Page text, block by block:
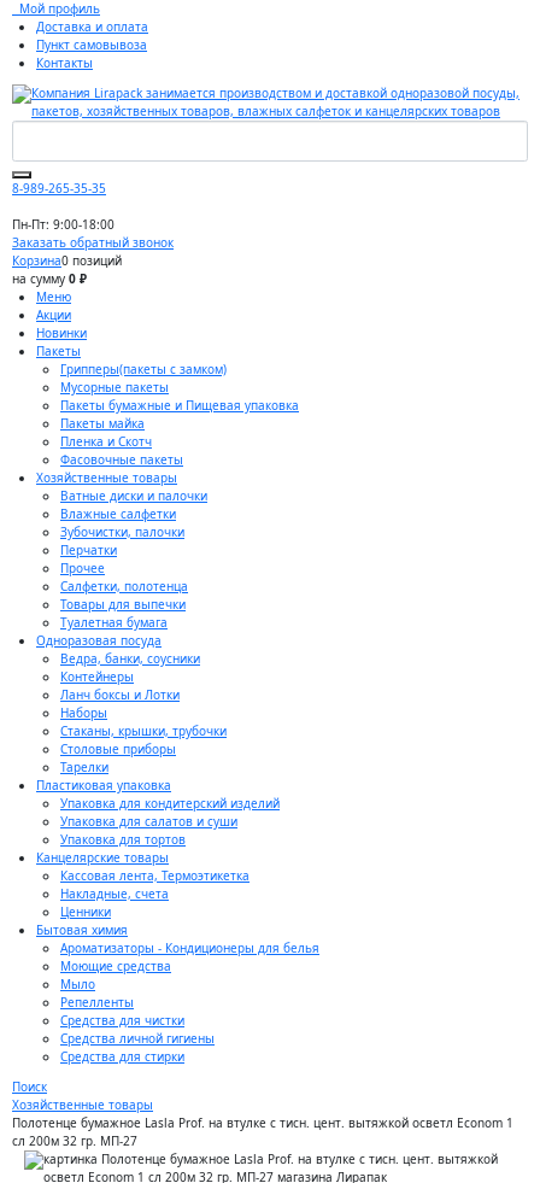
Мой профиль
Доставка и оплата
Пункт самовывоза
Контакты
8-989-265-35-35
Пн-Пт: 9:00-18:00
Заказать обратный звонок
Корзина0 позиций
на сумму 0 ₽
Меню
Акции
Новинки
Пакеты
Грипперы(пакеты с замком)
Мусорные пакеты
Пакеты бумажные и Пищевая упаковка
Пакеты майка
Пленка и Скотч
Фасовочные пакеты
Хозяйственные товары
Ватные диски и палочки
Влажные салфетки
Зубочистки, палочки
Перчатки
Прочее
Салфетки, полотенца
Товары для выпечки
Туалетная бумага
Одноразовая посуда
Ведра, банки, соусники
Контейнеры
Ланч боксы и Лотки
Наборы
Стаканы, крышки, трубочки
Столовые приборы
Тарелки
Пластиковая упаковка
Упаковка для кондитерский изделий
Упаковка для салатов и суши
Упаковка для тортов
Канцелярские товары
Кассовая лента, Термоэтикетка
Накладные, счета
Ценники
Бытовая химия
Ароматизаторы - Кондиционеры для белья
Моющие средства
Мыло
Репелленты
Средства для чистки
Средства личной гигиены
Средства для стирки
Поиск
Хозяйственные товары
Полотенце бумажное Lasla Prof. на втулке с тисн. цент. вытяжкой осветл Econom 1
сл 200м 32 гр. МП-27